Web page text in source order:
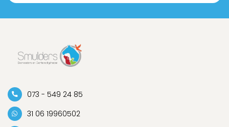
073 - 549 24 85
31 06 19960502